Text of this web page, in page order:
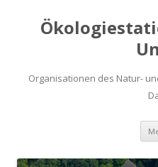
Organisationen des Natur-